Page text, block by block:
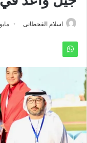
اسلام القحطانى مايو 4, 2026